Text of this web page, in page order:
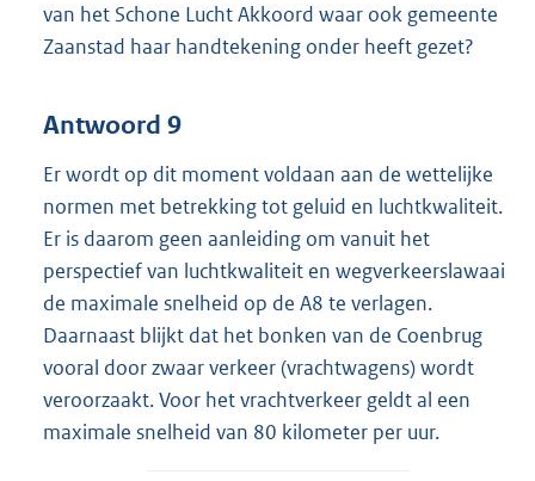
van het Schone Lucht Akkoord waar ook gemeente
Zaanstad haar handtekening onder heeft gezet?
Antwoord 9
Er wordt op dit moment voldaan aan de wettelijke
normen met betrekking tot geluid en luchtkwaliteit.
Er is daarom geen aanleiding om vanuit het
perspectief van luchtkwaliteit en wegverkeerslawaai
de maximale snelheid op de A8 te verlagen.
Daarnaast blijkt dat het bonken van de Coenbrug
vooral door zwaar verkeer (vrachtwagens) wordt
veroorzaakt. Voor het vrachtverkeer geldt al een
maximale snelheid van 80 kilometer per uur.